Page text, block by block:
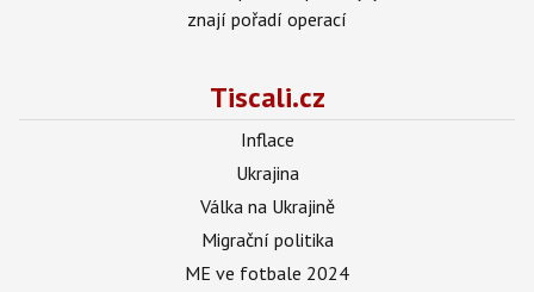
znají pořadí operací
Tiscali.cz
Inflace
Ukrajina
Válka na Ukrajině
Migrační politika
ME ve fotbale 2024